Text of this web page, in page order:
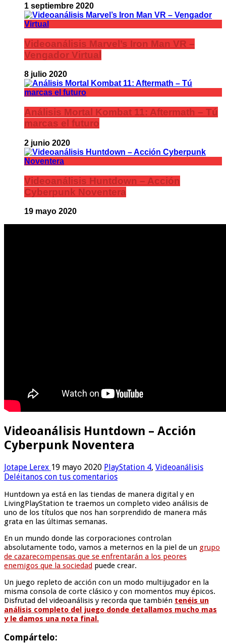
1 septiembre 2020
Videoanálisis Marvel’s Iron Man VR –
Vengador Virtual
8 julio 2020
Análisis Mortal Kombat 11: Aftermath – Tú
marcas el futuro
2 junio 2020
Videoanálisis Huntdown – Acción
Cyberpunk Noventera
19 mayo 2020
Videoanálisis Huntdown – Acción
Cyberpunk Noventera
Jotape Lerex 19 mayo 2020 PlayStation 4, Videoanálisis
Deléitanos con tus comentarios
Huntdown ya está en las tiendas de manera digital y en
LivingPlayStation te traemos un completo video análisis de
uno de los títulos que nos han sorprendido de manera más
grata en las últimas semanas.
En un mundo donde las corporaciones controlan
absolutamente todo, vamos a meternos en la piel de un grupo
de cazarecompensas que se enfrentarán a los peores
enemigos que la sociedad puede crear.
Un juego repleto de acción con un modo multijugador en la
misma consola de corte clásico y con momentos muy épicos.
Disfrutad del videoanálisis y recorda que también tenéis un
análisis completo del juego donde detallamos mucho mas
y le damos una nota final.
Compártelo: